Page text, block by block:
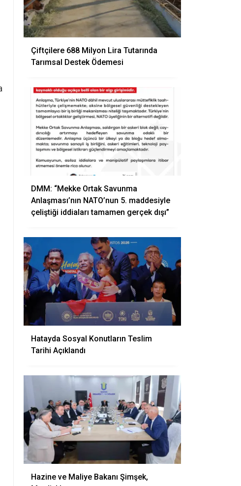
Çiftçilere 688 Milyon Lira Tutarında
Tarımsal Destek Ödemesi
DMM: “Mekke Ortak Savunma
Anlaşması’nın NATO’nun 5. maddesiyle
çeliştiği iddiaları tamamen gerçek dışı”
Hatayda Sosyal Konutların Teslim
Tarihi Açıklandı
Hazine ve Maliye Bakanı Şimşek,